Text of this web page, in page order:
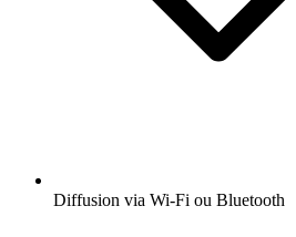
Diffusion via Wi-Fi ou Bluetooth